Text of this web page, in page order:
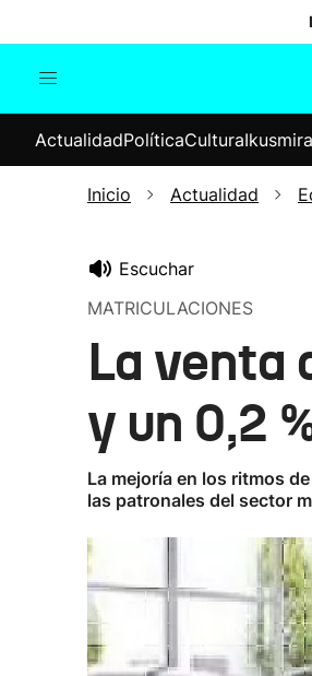
Internacional
ActualidadPolíticaCultura
Inicio Actualidad
Escuchar
MATRICULACIONES
La venta
y un 0,2
La mejoría en los ritmos
las patronales del sector